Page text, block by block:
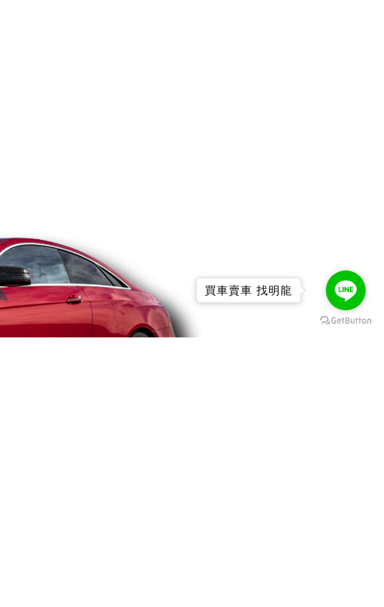
買車賣車 找明龍